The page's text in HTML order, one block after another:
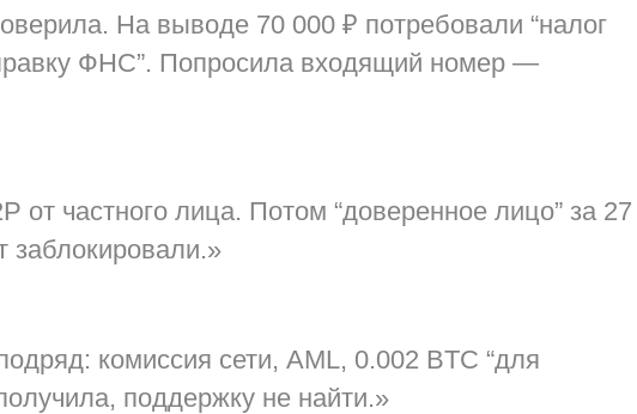
На выводе 70 000 ₽ потребовали “налог
ФНС”. Попросила входящий номер —
частного лица. Потом “доверенное лицо” за 27
заблокировали.»
комиссия сети, AML, 0.002 BTC “для
поддержку не найти.»